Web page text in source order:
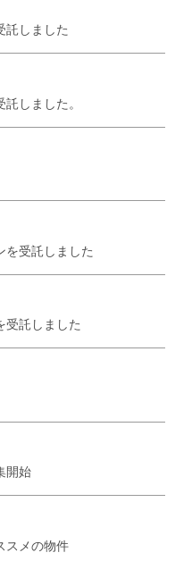
託しました
しました。
を受託しました
受託しました
開始
スメの物件